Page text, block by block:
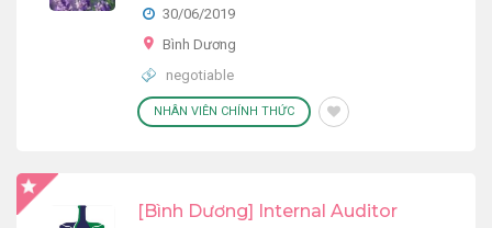
30/06/2019
Bình Dương
negotiable
NHÂN VIÊN CHÍNH THỨC
[Bình Dương] Internal Auditor